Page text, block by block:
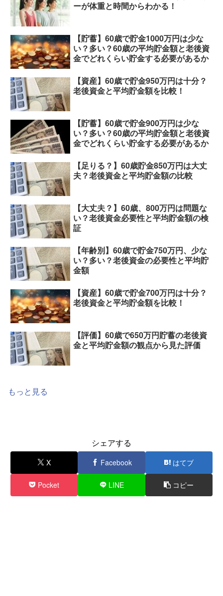
ーが体重と時間からわかる！
【貯蓄】60歳で貯金1000万円は少な
い？多い？60歳の平均貯金額と老後資
金でどれくらい貯金する必要があるか
【資産】60歳で貯金950万円は十分？
老後資金と平均貯金額を比較！
【貯蓄】60歳で貯金900万円は少な
い？多い？60歳の平均貯金額と老後資
金でどれくらい貯金する必要があるか
【足りる？】60歳貯金850万円は大丈
夫？老後資金と平均貯金額の比較
【大丈夫？】60歳、800万円は問題な
い？老後資金必要性と平均貯金額の検
証
【年齢別】60歳で貯金750万円、少な
い？多い？老後資金の必要性と平均貯
金額
【資産】60歳で貯金700万円は十分？
老後資金と平均貯金額を比較！
【評価】60歳で650万円貯蓄の老後資
金と平均貯金額の観点から見た評価
もっと見る
シェアする
X Facebook はてブ
Pocket LINE コピー